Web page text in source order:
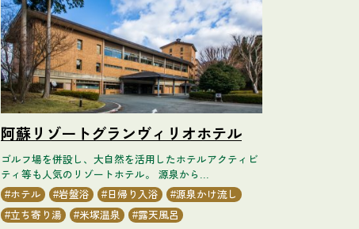
阿蘇リゾートグランヴィリオホテル
ゴルフ場を併設し、大自然を活用したホテルアクティビ
ティ等も人気のリゾートホテル。 源泉から...
ホテル
岩盤浴 日帰り入浴
源泉かけ流し
立ち寄り湯
米塚温泉 露天風呂